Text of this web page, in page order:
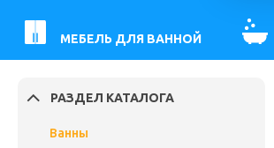
МЕБЕЛЬ ДЛЯ ВАННОЙ
РАЗДЕЛ КАТАЛОГА
Ванны